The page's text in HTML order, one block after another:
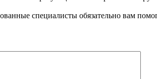
специалисты обязательно вам